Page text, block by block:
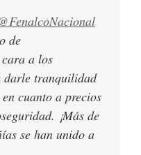
de
a los
darle tranquilidad
cuanto a precios
¡Más de
se han unido a